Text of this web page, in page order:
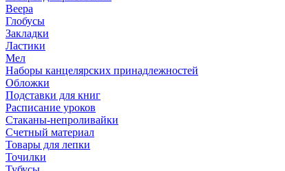
Веера
Глобусы
Закладки
Ластики
Мел
Наборы канцелярских принадлежностей
Обложки
Подставки для книг
Расписание уроков
Стаканы-непроливайки
Счетный материал
Товары для лепки
Точилки